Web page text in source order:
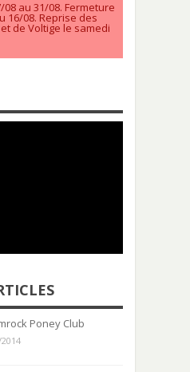
au 31/08. Fermeture
16/08. Reprise des
de Voltige le samedi
Poney Club